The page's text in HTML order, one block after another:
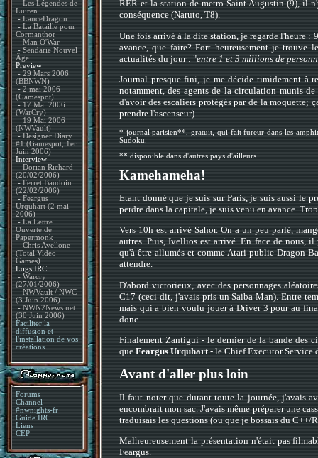
- Les Légendes de
Luiren
- LanceDragon
- La Bataille pour
Cormanthor
- Man O'War
- Sendarie Nouvel
Âge
Preview
- 29 Mars 2006
(BBNWN)
- 2 mai 2006
(Gamespot)
- 17 Mai 2006
(WarCry)
- 19 Mai 2006
(NWVault)
- Designer Diary
#1 (Gamespot, 1er
Juin 2006)
Interview
- Dorian Richard
(20/02/2006)
- Ferret Baudoin
(22/02/2006)
- Feargus
Urquhart (2 mai
2006)
- La Lettre
Ouverte de
Papermonk
- Chris Avellone
(Total Video
Games)
Logs IRC
- Warcry
(27/01/2006)
- NWVault / NWC
(3 Juin 2006)
- NWN2News.net
(30 Juin 2006)
Faciliter la
diffusion et
l'installation de vos
créations
Forums
Channel
#nwnights-fr
Guide IRC
Liens
CEP
RER et la station de metro Saint Augustin (9), il
conséquence (Naruto, T8).
Une fois arrivé à la dite station, je regarde l'heure :
avance, que faire? Fort heureusement je trouve
actualités du jour : "entre 1 et 3 millions de
Journal presque fini, je me décide timidement à
notamment, des agents de la circulation munis
d'avoir des escaliers protégés par de la moquette;
prendre l'ascenseur).
* journal parisien**, gratuit, qui fait fureur dans les
Sudoku.
** disponible dans d'autres pays d'ailleurs.
Kamehameha!
Etant donné que je suis sur Paris, je suis aussi le
perdre dans la capitale, je suis venu en avance.
Vers 10h est arrivé Sahor. On a un peu parlé,
autres. Puis, Ivellios est arrivé. En face de nous,
qu'à être allumés et comme Atari publie Dragon
attendre.
D'abord victorieux, avec des personnages
C17 (ceci dit, j'avais pris un Saiba Man). Entre
mais qui a bien voulu jouer à Driver 3 pour au
donc.
Finalement Zantigui - le dernier de la bande des
que Feargus Urquhart - le Chief Executor Service
Avant d'aller plus loin
Il faut noter que durant toute la journée, j'avais
encombrait mon sac. J'avais même préparer une
traduisais les questions (ou que je bossais du C++/
Malheureusement la présentation n'était pas
Feargus.